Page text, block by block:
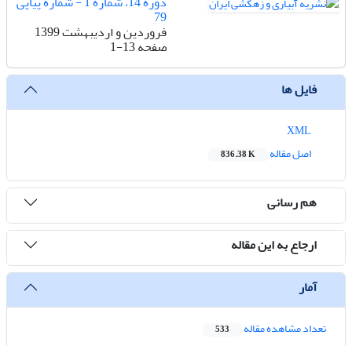
79
فروردین و اردیبهشت 1399
صفحه1-13
فایل ها
اصل مقاله
836.38 K
هم رسانی
ارجاع به این مقاله
آمار
تعداد مشاهده مقاله 533